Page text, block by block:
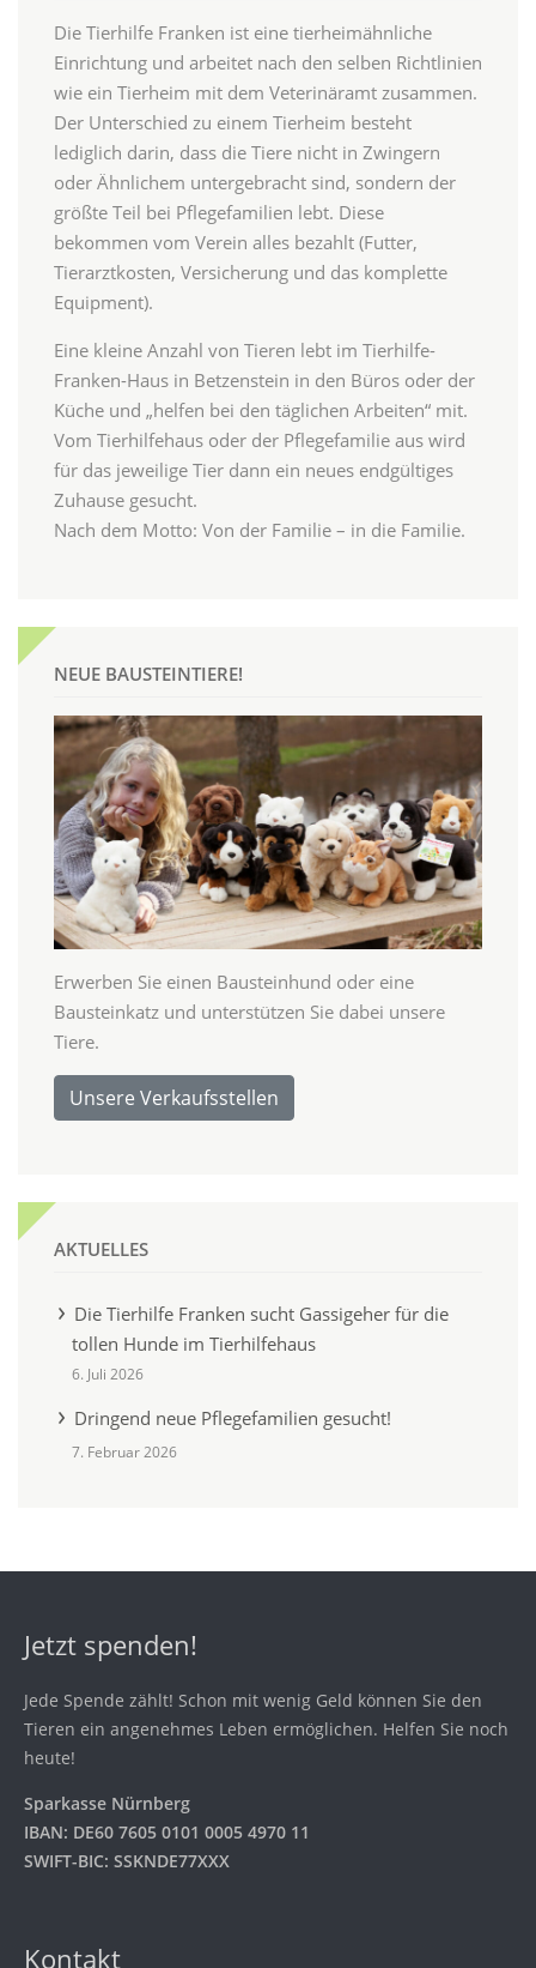
Die Tierhilfe Franken ist eine tierheimähnliche
Einrichtung und arbeitet nach den selben Richtlinien
wie ein Tierheim mit dem Veterinäramt zusammen.
Der Unterschied zu einem Tierheim besteht
lediglich darin, dass die Tiere nicht in Zwingern
oder Ähnlichem untergebracht sind, sondern der
größte Teil bei Pflegefamilien lebt. Diese
bekommen vom Verein alles bezahlt (Futter,
Tierarztkosten, Versicherung und das komplette
Equipment).
Eine kleine Anzahl von Tieren lebt im Tierhilfe-
Franken-Haus in Betzenstein in den Büros oder der
Küche und „helfen bei den täglichen Arbeiten“ mit.
Vom Tierhilfehaus oder der Pflegefamilie aus wird
für das jeweilige Tier dann ein neues endgültiges
Zuhause gesucht.
Nach dem Motto: Von der Familie – in die Familie.
NEUE BAUSTEINTIERE!
Erwerben Sie einen Bausteinhund oder eine
Bausteinkatz und unterstützen Sie dabei unsere
Tiere.
Unsere Verkaufsstellen
AKTUELLES
Die Tierhilfe Franken sucht Gassigeher für die
tollen Hunde im Tierhilfehaus
6. Juli 2026
Dringend neue Pflegefamilien gesucht!
7. Februar 2026
Jetzt spenden!
Jede Spende zählt! Schon mit wenig Geld können Sie den
Tieren ein angenehmes Leben ermöglichen. Helfen Sie noch
heute!
Sparkasse Nürnberg
IBAN: DE60 7605 0101 0005 4970 11
SWIFT-BIC: SSKNDE77XXX
Kontakt